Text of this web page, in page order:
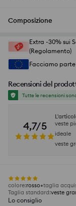
Composizione
Extra -30% sui
(Regolamento)
Facciamo
Recensioni del
Tutte le recensioni
4,7/5
veste
ideale
veste
colore:rosso taglia
Taglia standard:veste
Lo consiglio